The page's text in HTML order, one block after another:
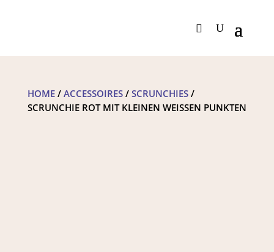
HOME/ ACCESSOIRES/ SCRUNCHIES/
SCRUNCHIE ROT MIT KLEINEN WEISSEN PUNKTEN